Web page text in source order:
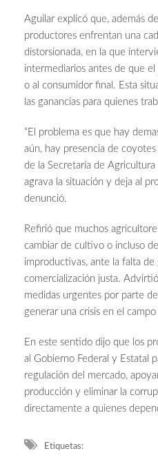
Aguilar explicó que, además
productores enfrentan una
distorsionada, en la que
intermediarios antes de que
o al consumidor final. Esta
las ganancias para quienes
“El problema es que hay
aún, hay presencia de
de la Secretaría de
agrava la situación y deja al
denunció.
Refirió que muchos
cambiar de cultivo o incluso
improductivas, ante la falta de
comercialización justa.
medidas urgentes por parte
generar una crisis en el
En este sentido dijo que los
al Gobierno Federal y Estatal
regulación del mercado,
producción y eliminar la
directamente a quienes
Etiquetas: